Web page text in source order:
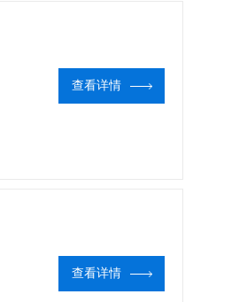
查看详情
查看详情